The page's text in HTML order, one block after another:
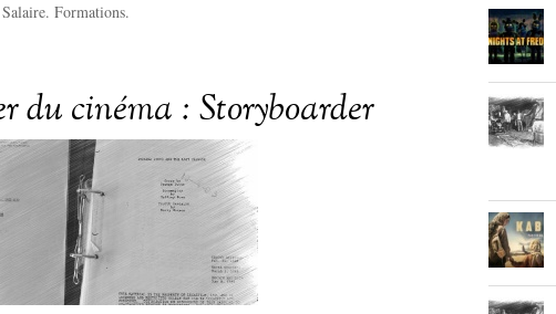
Salaire. Formations.
du cinéma : Storyboarder